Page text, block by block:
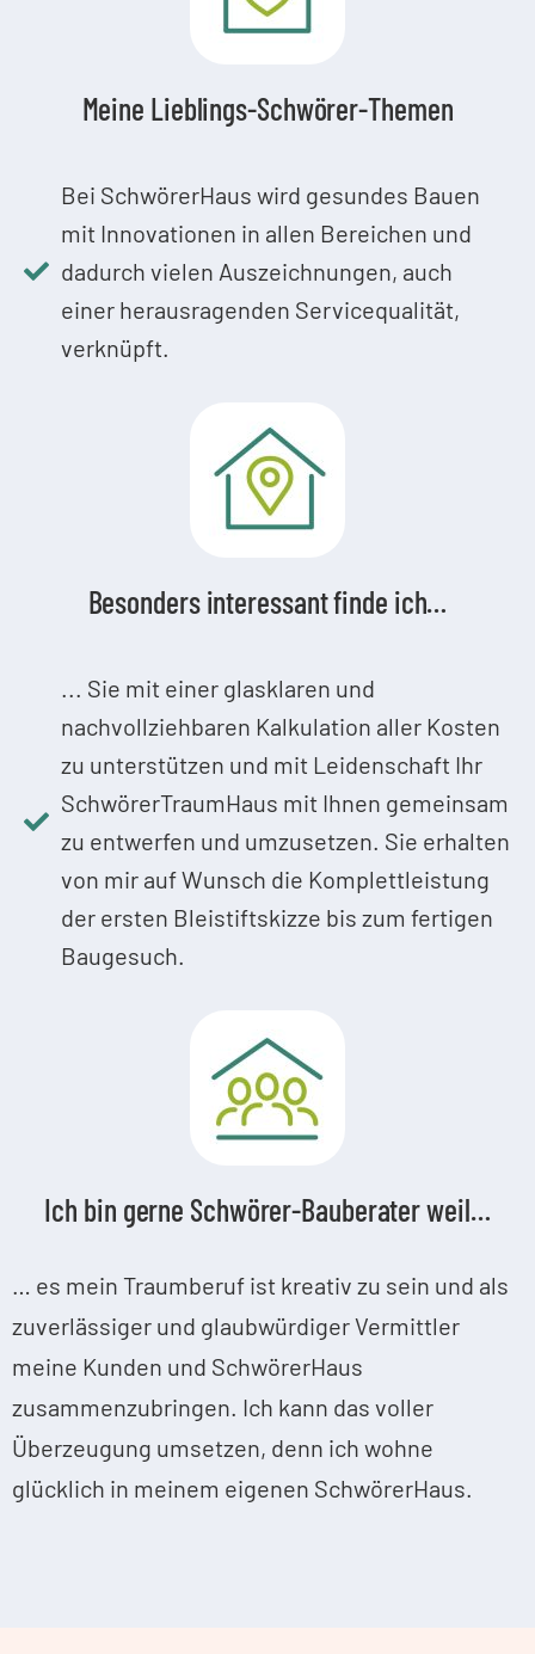
Meine Lieblings-Schwörer-Themen
Bei SchwörerHaus wird gesundes Bauen
mit Innovationen in allen Bereichen und
dadurch vielen Auszeichnungen, auch
einer herausragenden Servicequalität,
verknüpft.
Besonders interessant finde ich…
... Sie mit einer glasklaren und
nachvollziehbaren Kalkulation aller Kosten
zu unterstützen und mit Leidenschaft Ihr
SchwörerTraumHaus mit Ihnen gemeinsam
zu entwerfen und umzusetzen. Sie erhalten
von mir auf Wunsch die Komplettleistung
der ersten Bleistiftskizze bis zum fertigen
Baugesuch.
Ich bin gerne Schwörer-Bauberater weil…
… es mein Traumberuf ist kreativ zu sein und als
zuverlässiger und glaubwürdiger Vermittler
meine Kunden und SchwörerHaus
zusammenzubringen. Ich kann das voller
Überzeugung umsetzen, denn ich wohne
glücklich in meinem eigenen SchwörerHaus.